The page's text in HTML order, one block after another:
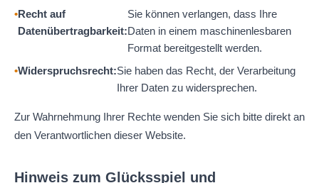
Recht auf
Datenübertragbarkeit:
Sie können verlangen, dass Ihre
Daten in einem maschinenlesbaren
Format bereitgestellt werden.
Widerspruchsrecht:Sie haben das Recht, der Verarbeitung
Ihrer Daten zu widersprechen.
Zur Wahrnehmung Ihrer Rechte wenden Sie sich bitte direkt an
den Verantwortlichen dieser Website.
Hinweis zum Glücksspiel und